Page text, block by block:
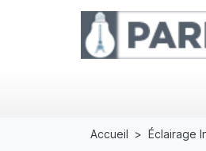
Accueil Éclairage